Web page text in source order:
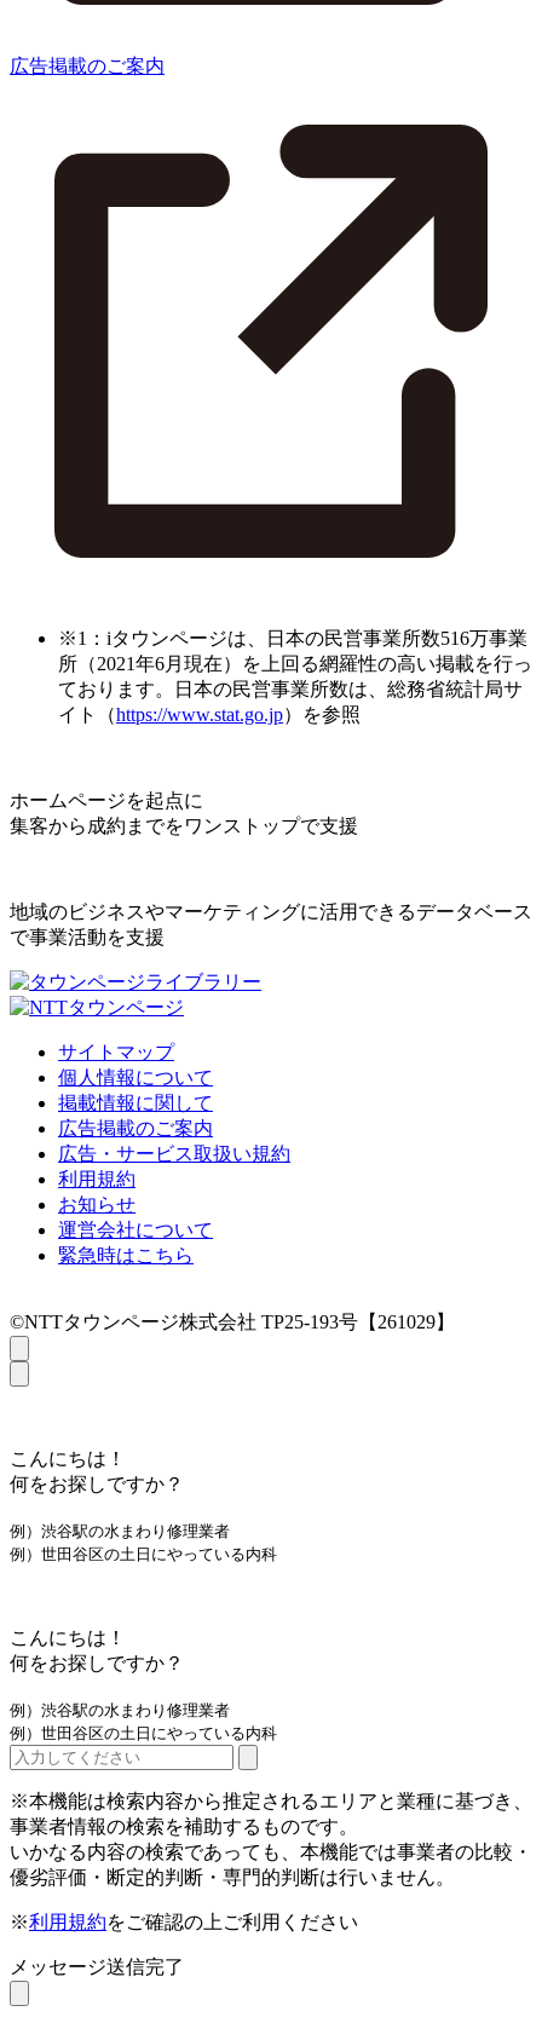
広告掲載のご案内
※1：iタウンページは、日本の民営事業所数516万事業
所（2021年6月現在）を上回る網羅性の高い掲載を行っ
ております。日本の民営事業所数は、総務省統計局サ
イト（https://www.stat.go.jp）を参照
ホームページを起点に
集客から成約までをワンストップで支援
地域のビジネスやマーケティングに活用できるデータベース
で事業活動を支援
サイトマップ
個人情報について
掲載情報に関して
広告掲載のご案内
広告・サービス取扱い規約
利用規約
お知らせ
運営会社について
緊急時はこちら
©NTTタウンページ株式会社 TP25-193号【261029】
こんにちは！
何をお探しですか？
例）渋谷駅の水まわり修理業者
例）世田谷区の土日にやっている内科
こんにちは！
何をお探しですか？
例）渋谷駅の水まわり修理業者
例）世田谷区の土日にやっている内科
※本機能は検索内容から推定されるエリアと業種に基づき、
事業者情報の検索を補助するものです。
いかなる内容の検索であっても、本機能では事業者の比較・
優劣評価・断定的判断・専門的判断は行いません。
※利用規約をご確認の上ご利用ください
メッセージ送信完了